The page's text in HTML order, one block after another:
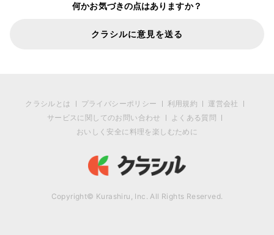
何かお気づきの点はありますか？
クラシルに意見を送る
クラシルとは プライバシーポリシー 利用規約
運営会社
サービスに関してのお問い合わせ
よくある質問
おいしく安全に料理を楽しむために
Copyright© Kurashiru, Inc. All Rights Reserved.